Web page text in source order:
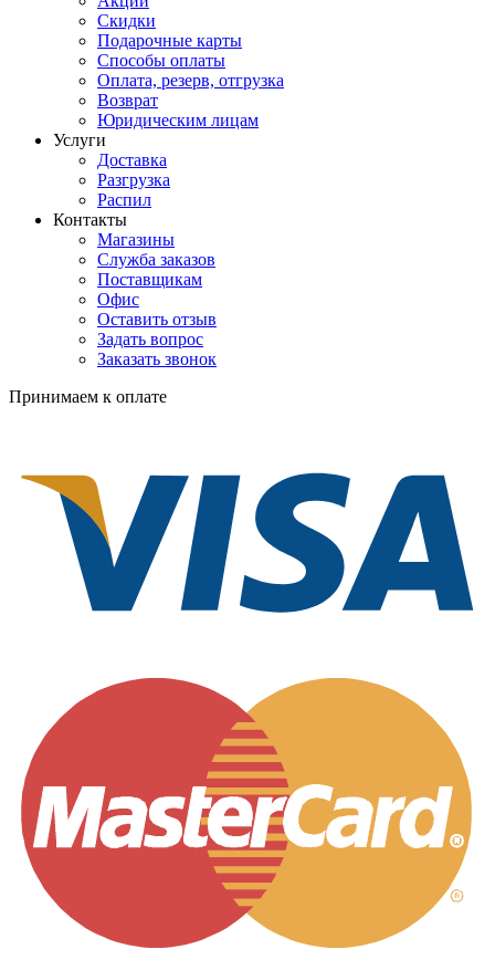
Скидки
Подарочные карты
Способы оплаты
Оплата, резерв, отгрузка
Возврат
Юридическим лицам
Услуги
Доставка
Разгрузка
Распил
Контакты
Магазины
Служба заказов
Поставщикам
Офис
Оставить отзыв
Задать вопрос
Заказать звонок
Принимаем к оплате